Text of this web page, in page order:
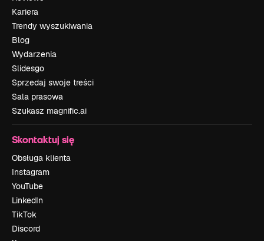
Kariera
Trendy wyszukiwania
Blog
Wydarzenia
Slidesgo
Sprzedaj swoje treści
Sala prasowa
Szukasz magnific.ai
Skontaktuj się
Obsługa klienta
Instagram
YouTube
LinkedIn
TikTok
Discord